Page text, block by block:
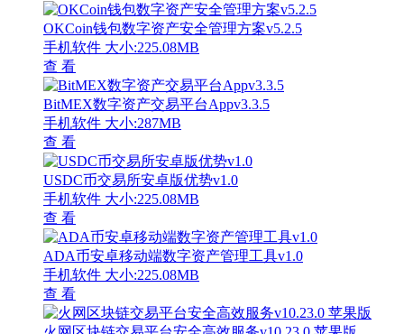
OKCoin钱包数字资产安全管理方案v5.2.5
手机软件 大小:225.08MB
查 看
BitMEX数字资产交易平台Appv3.3.5
手机软件 大小:287MB
查 看
USDC币交易所安卓版优势v1.0
手机软件 大小:225.08MB
查 看
ADA币安卓移动端数字资产管理工具v1.0
手机软件 大小:225.08MB
查 看